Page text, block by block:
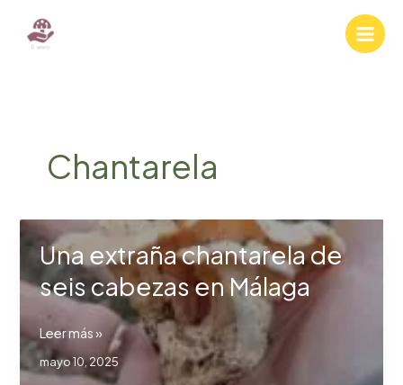
contenido
Chantarela
Una extraña chantarela de
seis cabezas en Málaga
Una
extraña
chantarela
Leer más »
mayo 10, 2025